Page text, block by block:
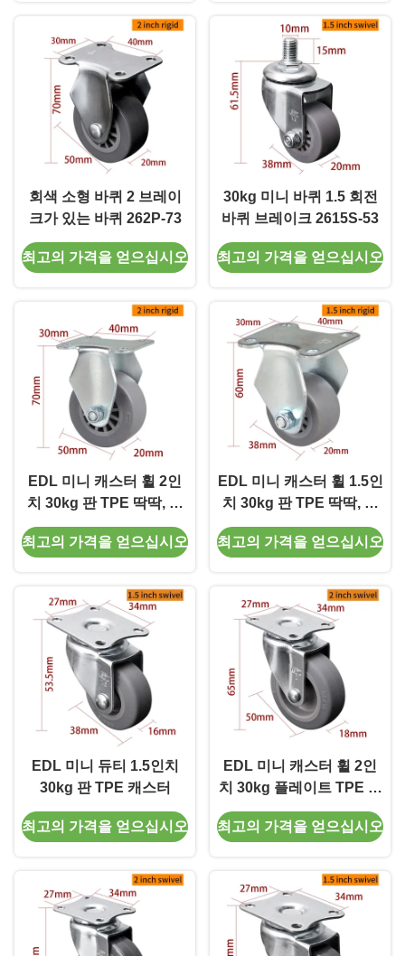
회색 소형 바퀴 2 브레이
크가 있는 바퀴 262P-73
최고의 가격을 얻으십시오
30kg 미니 바퀴 1.5 회전
바퀴 브레이크 2615S-53
최고의 가격을 얻으십시오
EDL 미니 캐스터 휠 2인
치 30kg 판 TPE 딱딱, 회
전 및 브레이크 유형
최고의 가격을 얻으십시오
EDL 미니 캐스터 휠 1.5인
치 30kg 판 TPE 딱딱, 회
전 및 브레이크 유형
최고의 가격을 얻으십시오
EDL 미니 듀티 1.5인치
30kg 판 TPE 캐스터
최고의 가격을 얻으십시오
EDL 미니 캐스터 휠 2인
치 30kg 플레이트 TPE 캐
스터
최고의 가격을 얻으십시오